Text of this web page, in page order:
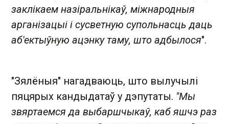
заклікаем назіральнікаў, міжнародныя
арганізацыі і сусветную супольнасць даць
аб'ектыўную ацэнку таму, што адбылося".
"Зялёныя" нагадваюць, што вылучылі
пяцярых кандыдатаў у дэпутаты. "Мы
звяртаемся да выбаршчыкаў, каб яшчэ раз